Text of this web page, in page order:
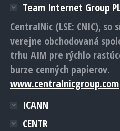
Team Internet Group
CentralNic (LSE: CNIC),
verejne obchodovaná
trhu AIM pre rýchlo
burze cenných papierov.
www.centralnicgroup.com
ICANN
CENTR